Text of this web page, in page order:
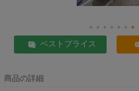
ベストプライス
商品の詳細